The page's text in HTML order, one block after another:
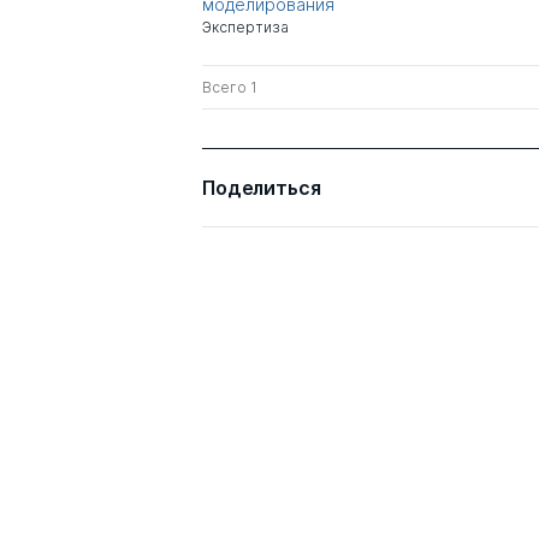
моделирования
Экспертиза
Всего 1
Поделиться